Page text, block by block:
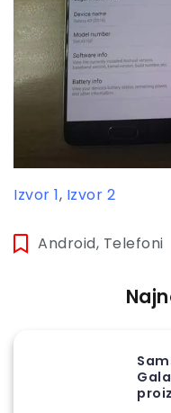
Izvor 1, Izvor 2
Android, Telefoni